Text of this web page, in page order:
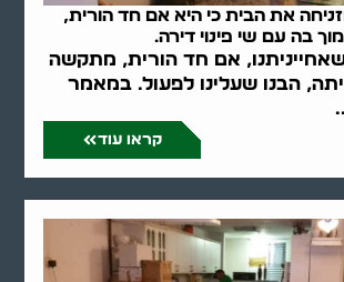
את הבית כי היא אם חד הורית,
בה עם שי פינוי דירה.
שאחייניתנו, אם חד הורית, מתקשה
הבנו שעלינו לפעול. במאמר
קראו עוד